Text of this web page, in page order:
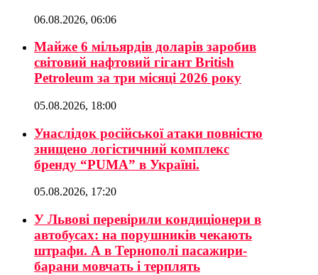
06.08.2026, 06:06
Майже 6 мільярдів доларів заробив
світовий нафтовий гігант British
Petroleum за три місяці 2026 року
05.08.2026, 18:00
Унаслідок російської атаки повністю
знищено логістичний комплекс
бренду “PUMA” в Україні.
05.08.2026, 17:20
У Львові перевірили кондиціонери в
автобусах: на порушників чекають
штрафи. А в Тернополі пасажири-
барани мовчать і терплять